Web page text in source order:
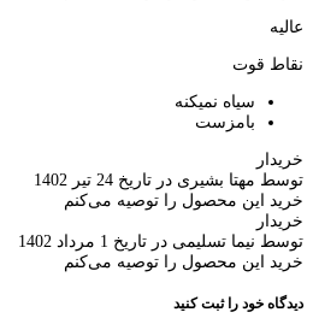
عالیه
نقاط قوت
سیاه نمیکنه
بامزست
خریدار
توسط مهتا بشیری در تاریخ 24 تیر 1402
خرید این محصول را توصیه می‌کنم
خریدار
توسط نیما تسلیمی در تاریخ 1 مرداد 1402
خرید این محصول را توصیه می‌کنم
دیدگاه خود را ثبت کنید